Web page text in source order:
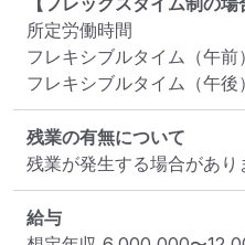
所定労働時間
フレキシブルタイム（午前）
フレキシブルタイム（午後）
残業の有無について
残業が発生する場合があり
給与